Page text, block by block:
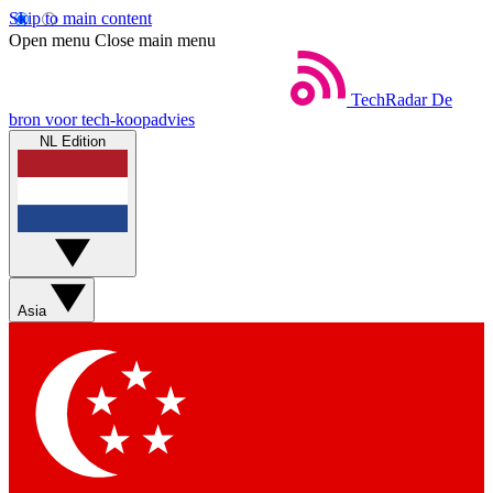
Skip to main content
Open menu Close main menu
TechRadar De
bron voor tech-koopadvies
NL Edition
Asia